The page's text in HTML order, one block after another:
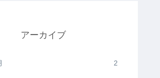
アーカイブ
2